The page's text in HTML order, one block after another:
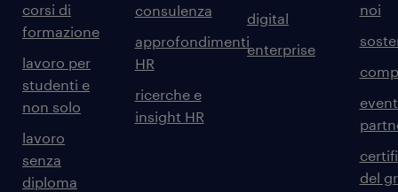
corsi di
formazione
lavoro per
studenti e
non solo
lavoro
senza
diploma
consulenza
approfondimenti
HR
ricerche e
insight HR
digital
enterprise
noi
del